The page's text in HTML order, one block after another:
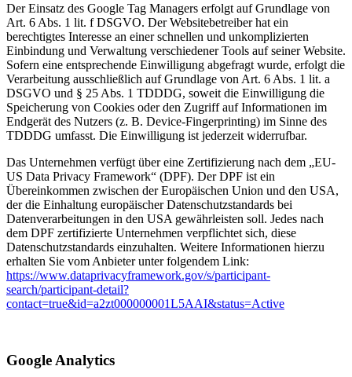
Der Einsatz des Google Tag Managers erfolgt auf Grundlage von
Art. 6 Abs. 1 lit. f DSGVO. Der Websitebetreiber hat ein
berechtigtes Interesse an einer schnellen und unkomplizierten
Einbindung und Verwaltung verschiedener Tools auf seiner Website.
Sofern eine entsprechende Einwilligung abgefragt wurde, erfolgt die
Verarbeitung ausschließlich auf Grundlage von Art. 6 Abs. 1 lit. a
DSGVO und § 25 Abs. 1 TDDDG, soweit die Einwilligung die
Speicherung von Cookies oder den Zugriff auf Informationen im
Endgerät des Nutzers (z. B. Device-Fingerprinting) im Sinne des
TDDDG umfasst. Die Einwilligung ist jederzeit widerrufbar.
Das Unternehmen verfügt über eine Zertifizierung nach dem „EU-
US Data Privacy Framework“ (DPF). Der DPF ist ein
Übereinkommen zwischen der Europäischen Union und den USA,
der die Einhaltung europäischer Datenschutzstandards bei
Datenverarbeitungen in den USA gewährleisten soll. Jedes nach
dem DPF zertifizierte Unternehmen verpflichtet sich, diese
Datenschutzstandards einzuhalten. Weitere Informationen hierzu
erhalten Sie vom Anbieter unter folgendem Link:
https://www.dataprivacyframework.gov/s/participant-
search/participant-detail?
contact=true&id=a2zt000000001L5AAI&status=Active
Google Analytics